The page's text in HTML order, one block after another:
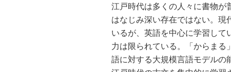
江戸時代は多くの人々に書物が
はなじみ深い存在ではない。現
いるが、英語を中心に学習して
力は限られている。「からまる
語に対する大規模言語モデルの